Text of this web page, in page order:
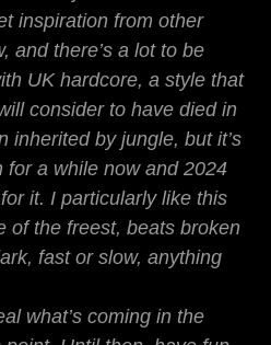
inspiration from other
and there’s a lot to be
UK hardcore, a style that
consider to have died in
inherited by jungle, but it’s
for a while now and 2024
it. I particularly like this
of the freest, beats broken
fast or slow, anything
what’s coming in the